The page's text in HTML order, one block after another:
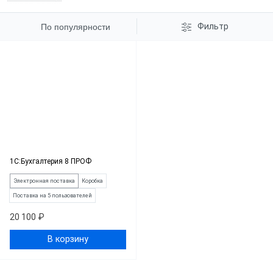
По популярности Фильтр
1С:Бухгалтерия 8 ПРОФ
Электронная поставка Коробка
Поставка на 5 пользователей
20 100 ₽
В корзину